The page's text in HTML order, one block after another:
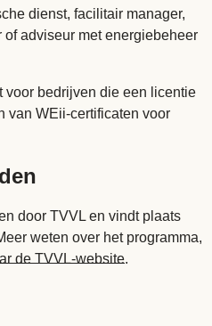
dienst, facilitair manager,
adviseur met energiebeheer
voor bedrijven die een licentie
van WEii-certificaten voor
door TVVL en vindt plaats
weten over het programma,
de TVVL-website.